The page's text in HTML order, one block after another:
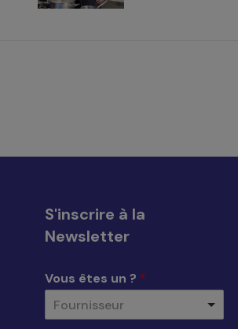
S'inscrire à la
Newsletter
Vous êtes un ? *
Fournisseur